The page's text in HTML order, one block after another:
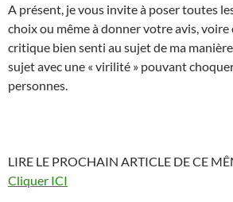
A présent, je vous invite à poser toutes
choix ou même à donner votre avis,
critique bien senti au sujet de ma
sujet avec une « virilité » pouvant
personnes.
LIRE LE PROCHAIN ARTICLE DE CE
Cliquer ICI